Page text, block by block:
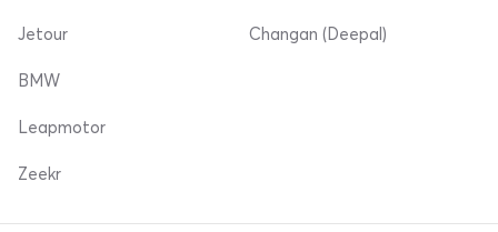
Jetour Changan (Deepal)
BMW
Leapmotor
Zeekr